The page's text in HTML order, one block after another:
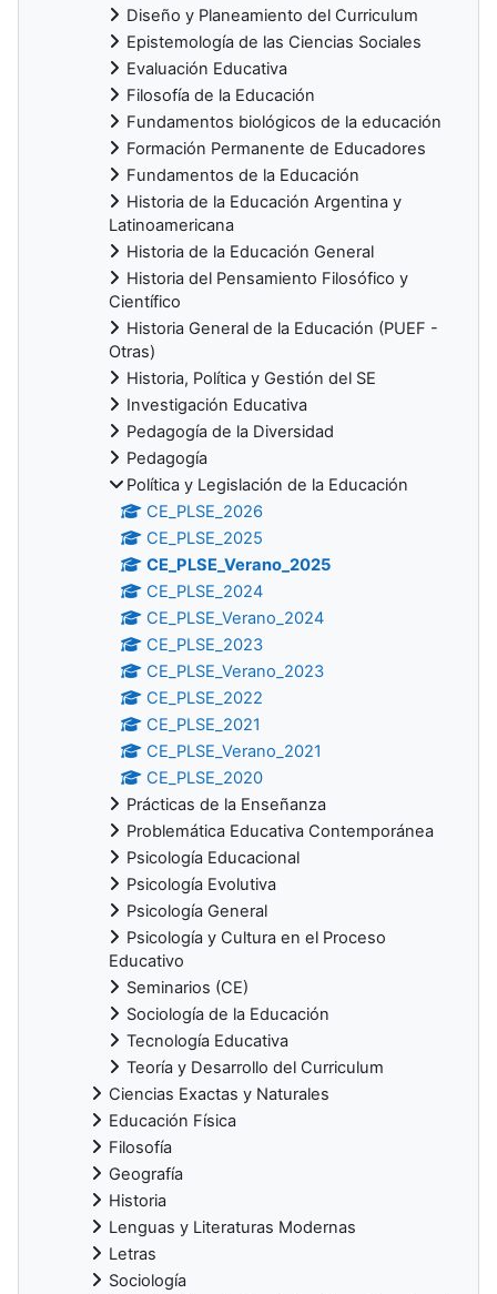
Diseño y Planeamiento del Curriculum
Epistemología de las Ciencias Sociales
Evaluación Educativa
Filosofía de la Educación
Fundamentos biológicos de la educación
Formación Permanente de Educadores
Fundamentos de la Educación
Historia de la Educación Argentina y
Latinoamericana
Historia de la Educación General
Historia del Pensamiento Filosófico y
Científico
Historia General de la Educación (PUEF -
Otras)
Historia, Política y Gestión del SE
Investigación Educativa
Pedagogía de la Diversidad
Pedagogía
Política y Legislación de la Educación
CE_PLSE_2026
CE_PLSE_2025
CE_PLSE_Verano_2025
CE_PLSE_2024
CE_PLSE_Verano_2024
CE_PLSE_2023
CE_PLSE_Verano_2023
CE_PLSE_2022
CE_PLSE_2021
CE_PLSE_Verano_2021
CE_PLSE_2020
Prácticas de la Enseñanza
Problemática Educativa Contemporánea
Psicología Educacional
Psicología Evolutiva
Psicología General
Psicología y Cultura en el Proceso
Educativo
Seminarios (CE)
Sociología de la Educación
Tecnología Educativa
Teoría y Desarrollo del Curriculum
Ciencias Exactas y Naturales
Educación Física
Filosofía
Geografía
Historia
Lenguas y Literaturas Modernas
Letras
Sociología